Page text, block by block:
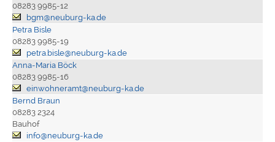
08283 9985-12
bgm@neuburg-ka.de
Petra Bisle
08283 9985-19
petra.bisle@neuburg-ka.de
Anna-Maria Böck
08283 9985-16
einwohneramt@neuburg-ka.de
Bernd Braun
08283 2324
Bauhof
info@neuburg-ka.de